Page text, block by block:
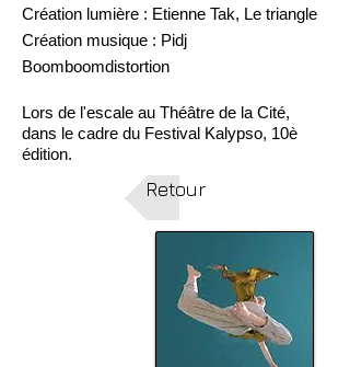
Création lumière : Etienne Tak, Le triangle
Création musique : Pidj
Boomboomdistortion
Lors de l'escale au Théâtre de la Cité,
dans le cadre du Festival Kalypso, 10è
édition.
Retour